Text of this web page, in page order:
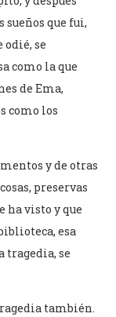
sueños que fui,
odié, se
como la que
de Ema,
como los
y de otras
preservas
ha visto y que
esa
tragedia, se
también.